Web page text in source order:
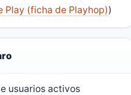
Play (ficha de Playhop))
usuarios activos